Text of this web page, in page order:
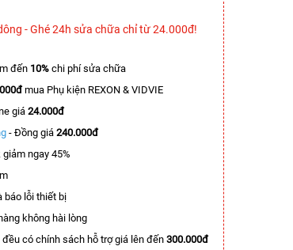
- Ghé 24h sửa chữa chỉ từ 24.000đ!
đến 10% chi phí sửa chữa
mua Phụ kiện REXON & VIDVIE
giá 24.000đ
- Đồng giá 240.000đ
ngay 45%
báo lỗi thiết bị
không hài lòng
đều có chính sách hỗ trợ giá lên đến 300.000đ